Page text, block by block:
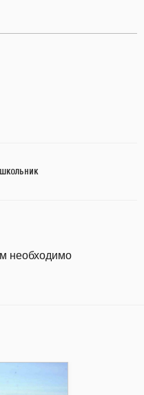
ШКОЛЬНИК
необходимо